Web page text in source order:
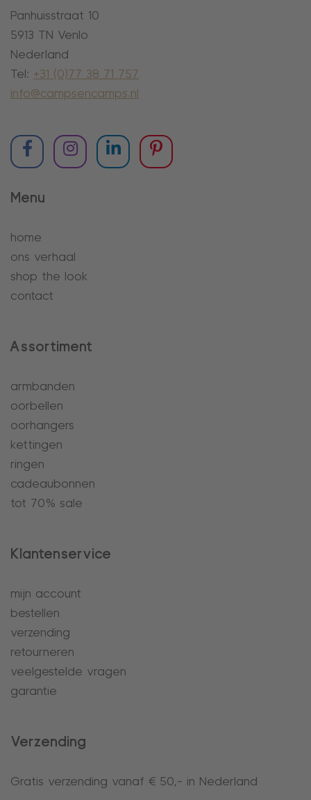
Panhuisstraat 10
5913 TN Venlo
Nederland
Tel: +31 (0)77 38 71 757
info@campsencamps.nl
Menu
home
ons verhaal
shop the look
contact
Assortiment
armbanden
oorbellen
oorhangers
kettingen
ringen
cadeaubonnen
tot 70% sale
Klantenservice
mijn account
bestellen
verzending
retourneren
veelgestelde vragen
garantie
Verzending
Gratis verzending vanaf € 50,- in Nederland